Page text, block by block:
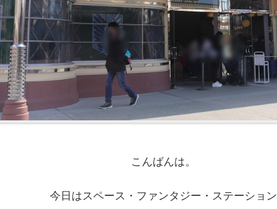
こんばんは。
今日はスペース・ファンタジー・ステーション